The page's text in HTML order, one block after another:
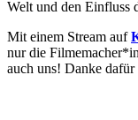
Welt und den Einfluss
Mit einem Stream auf
nur die
auch uns! Danke